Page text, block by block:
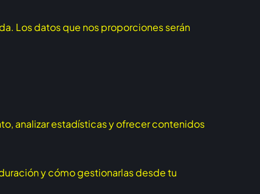
Los datos que nos proporciones serán
analizar estadísticas y ofrecer contenidos
y cómo gestionarlas desde tu